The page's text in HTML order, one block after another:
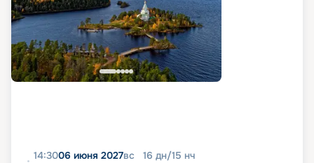
14:3006 июня 2027вс 16 дн/15 нч